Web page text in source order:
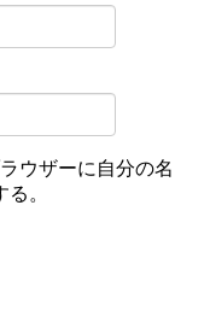
ウザーに自分の名
。